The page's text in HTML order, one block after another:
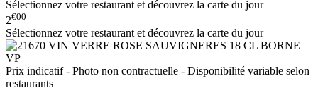
Sélectionnez votre restaurant et découvrez la carte du jour
2€00
Sélectionnez votre restaurant et découvrez la carte du jour
Prix indicatif - Photo non contractuelle - Disponibilité variable selon
restaurants